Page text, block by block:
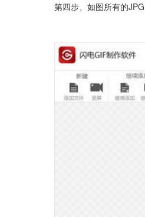
第四步、如图所有的